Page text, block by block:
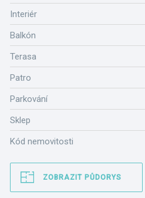
Interiér
Balkón
Terasa
Patro
Parkování
Sklep
Kód nemovitosti
ZOBRAZIT PŮDORYS